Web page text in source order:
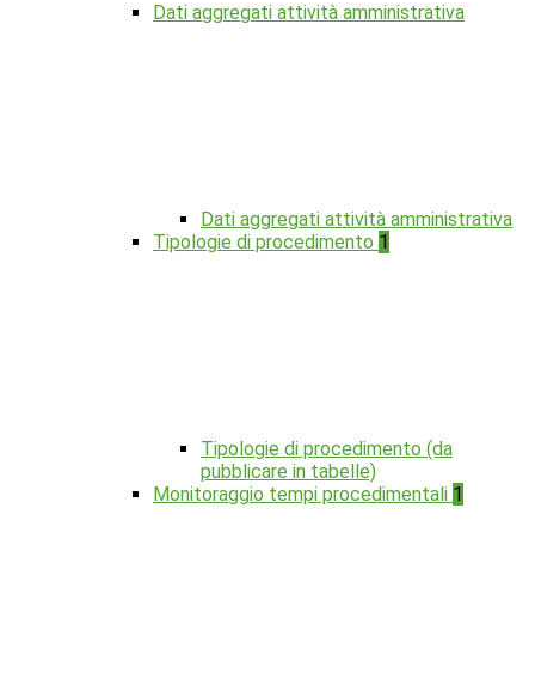
Dati aggregati attività amministrativa
Dati aggregati attività amministrativa
Tipologie di procedimento 1
Tipologie di procedimento (da
pubblicare in tabelle)
Monitoraggio tempi procedimentali 1